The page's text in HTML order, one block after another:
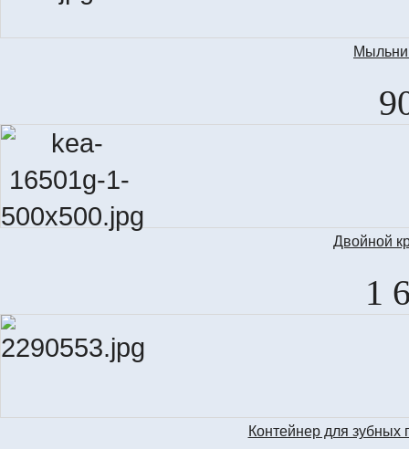
Двойной
1
Контейнер для зубных